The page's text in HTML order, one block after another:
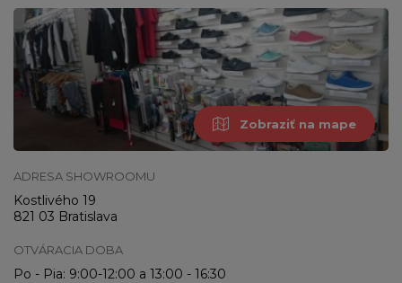
Zobraziť na mape
ADRESA SHOWROOMU
Kostlivého 19
821 03 Bratislava
OTVÁRACIA DOBA
Po - Pia: 9:00-12:00 a 13:00 - 16:30